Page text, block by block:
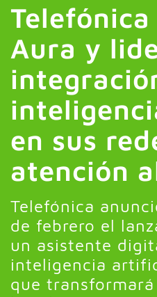
Telefónica
Aura y
en sus
atención
Telefónica
de febrero el
un asistente
inteligencia
que